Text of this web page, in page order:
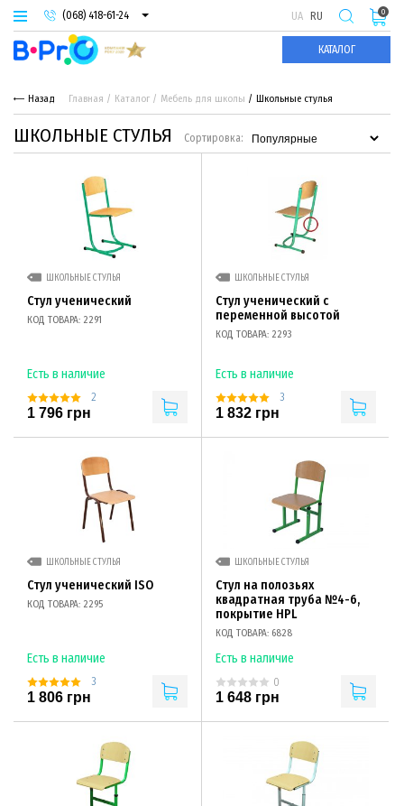
(068) 418-61-24
(093) 974-66-94
(095) 987-29-55
UA RU
КАТАЛОГ
0
Назад Главная Каталог Мебель для школы Школьные стулья
ШКОЛЬНЫЕ СТУЛЬЯ Сортировка:
ШКОЛЬНЫЕ СТУЛЬЯ
Стул ученический
КОД ТОВАРА: 2291
Есть в наличие
2
1 796 грн
ШКОЛЬНЫЕ СТУЛЬЯ
Стул ученический с
переменной высотой
КОД ТОВАРА: 2293
Есть в наличие
3
1 832 грн
ШКОЛЬНЫЕ СТУЛЬЯ
Стул ученический ISO
КОД ТОВАРА: 2295
Есть в наличие
3
1 806 грн
ШКОЛЬНЫЕ СТУЛЬЯ
Стул на полозьях
квадратная труба №4-6,
покрытие HPL
КОД ТОВАРА: 6828
Есть в наличие
0
1 648 грн